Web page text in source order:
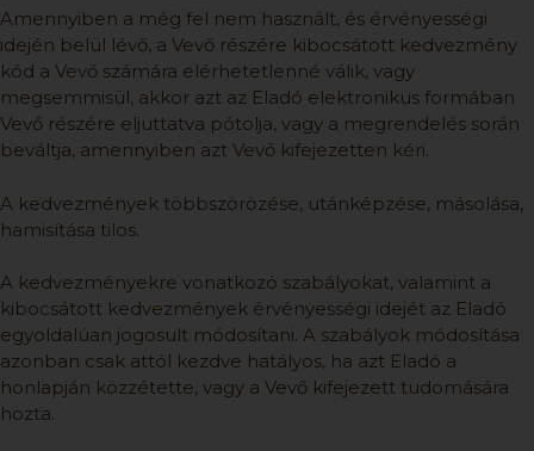
Amennyiben a még fel nem használt, és érvényességi
idején belül lévő, a Vevő részére kibocsátott kedvezmény
kód a Vevő számára elérhetetlenné válik, vagy
megsemmisül, akkor azt az Eladó elektronikus formában
Vevő részére eljuttatva pótolja, vagy a megrendelés során
beváltja, amennyiben azt Vevő kifejezetten kéri.
A kedvezmények többszörözése, utánképzése, másolása,
hamisítása tilos.
A kedvezményekre vonatkozó szabályokat, valamint a
kibocsátott kedvezmények érvényességi idejét az Eladó
egyoldalúan jogosult módosítani. A szabályok módosítása
azonban csak attól kezdve hatályos, ha azt Eladó a
honlapján közzétette, vagy a Vevő kifejezett tudomására
hozta.